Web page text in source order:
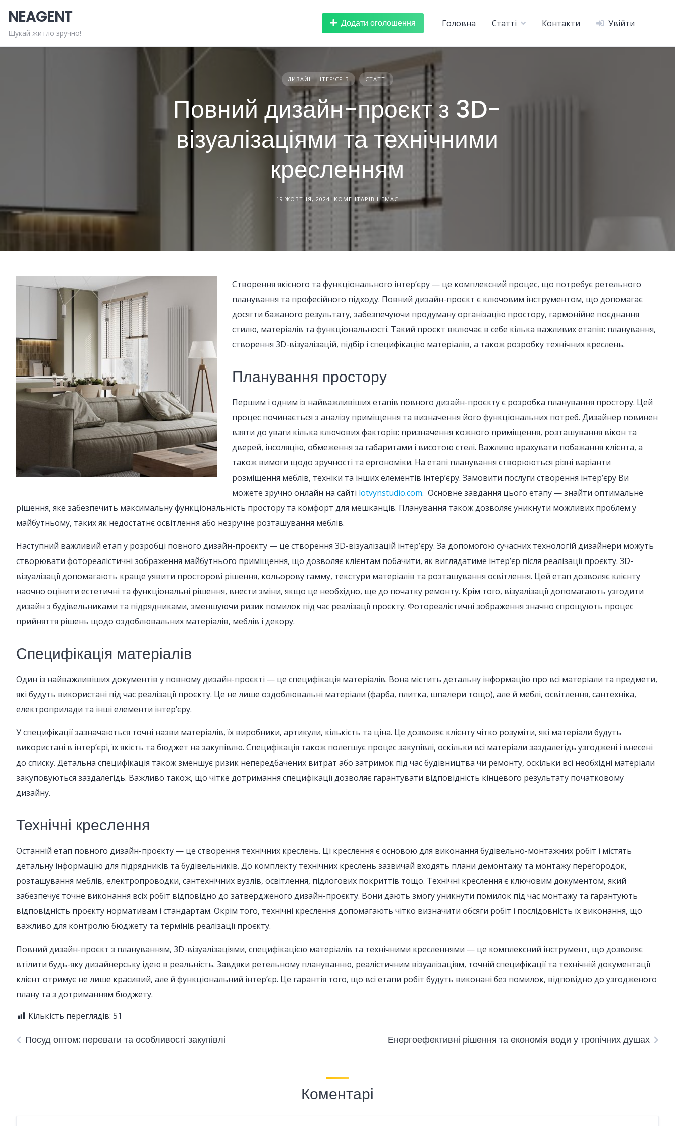
content
NEAGENT
Шукай житло зручно!
Головна Статті Контакти Увійти
Додати оголошення
ДИЗАЙН ІНТЕРʼЄРІВ СТАТТІ
Повний дизайн-проєкт з 3D-
візуалізаціями та технічними
кресленням
19 ЖОВТНЯ, 2024 КОМЕНТАРІВ НЕМАЄ
Створення якісного та функціонального інтер’єру — це комплексний процес, що потребує ретельного
планування та професійного підходу. Повний дизайн-проєкт є ключовим інструментом, що допомагає
досягти бажаного результату, забезпечуючи продуману організацію простору, гармонійне поєднання
стилю, матеріалів та функціональності. Такий проєкт включає в себе кілька важливих етапів: планування,
створення 3D-візуалізацій, підбір і специфікацію матеріалів, а також розробку технічних креслень.
Планування простору
Першим і одним із найважливіших етапів повного дизайн-проєкту є розробка планування простору. Цей
процес починається з аналізу приміщення та визначення його функціональних потреб. Дизайнер повинен
взяти до уваги кілька ключових факторів: призначення кожного приміщення, розташування вікон та
дверей, інсоляцію, обмеження за габаритами і висотою стелі. Важливо врахувати побажання клієнта, а
також вимоги щодо зручності та ергономіки. На етапі планування створюються різні варіанти
розміщення меблів, техніки та інших елементів інтер’єру. Замовити послуги створення інтер’єру Ви
можете зручно онлайн на сайті lotvynstudio.com. Основне завдання цього етапу — знайти оптимальне
рішення, яке забезпечить максимальну функціональність простору та комфорт для мешканців. Планування також дозволяє уникнути можливих проблем у
майбутньому, таких як недостатнє освітлення або незручне розташування меблів.
Наступний важливий етап у розробці повного дизайн-проєкту — це створення 3D-візуалізацій інтер’єру. За допомогою сучасних технологій дизайнери можуть
створювати фотореалістичні зображення майбутнього приміщення, що дозволяє клієнтам побачити, як виглядатиме інтер’єр після реалізації проєкту. 3D-
візуалізації допомагають краще уявити просторові рішення, кольорову гамму, текстури матеріалів та розташування освітлення. Цей етап дозволяє клієнту
наочно оцінити естетичні та функціональні рішення, внести зміни, якщо це необхідно, ще до початку ремонту. Крім того, візуалізації допомагають узгодити
дизайн з будівельниками та підрядниками, зменшуючи ризик помилок під час реалізації проєкту. Фотореалістичні зображення значно спрощують процес
прийняття рішень щодо оздоблювальних матеріалів, меблів і декору.
Специфікація матеріалів
Один із найважливіших документів у повному дизайн-проєкті — це специфікація матеріалів. Вона містить детальну інформацію про всі матеріали та предмети,
які будуть використані під час реалізації проєкту. Це не лише оздоблювальні матеріали (фарба, плитка, шпалери тощо), але й меблі, освітлення, сантехніка,
електроприлади та інші елементи інтер’єру.
У специфікації зазначаються точні назви матеріалів, їх виробники, артикули, кількість та ціна. Це дозволяє клієнту чітко розуміти, які матеріали будуть
використані в інтер’єрі, їх якість та бюджет на закупівлю. Специфікація також полегшує процес закупівлі, оскільки всі матеріали заздалегідь узгоджені і внесені
до списку. Детальна специфікація також зменшує ризик непередбачених витрат або затримок під час будівництва чи ремонту, оскільки всі необхідні матеріали
закуповуються заздалегідь. Важливо також, що чітке дотримання специфікації дозволяє гарантувати відповідність кінцевого результату початковому
дизайну.
Технічні креслення
Останній етап повного дизайн-проєкту — це створення технічних креслень. Ці креслення є основою для виконання будівельно-монтажних робіт і містять
детальну інформацію для підрядників та будівельників. До комплекту технічних креслень зазвичай входять плани демонтажу та монтажу перегородок,
розташування меблів, електропроводки, сантехнічних вузлів, освітлення, підлогових покриттів тощо. Технічні креслення є ключовим документом, який
забезпечує точне виконання всіх робіт відповідно до затвердженого дизайн-проєкту. Вони дають змогу уникнути помилок під час монтажу та гарантують
відповідність проєкту нормативам і стандартам. Окрім того, технічні креслення допомагають чітко визначити обсяги робіт і послідовність їх виконання, що
важливо для контролю бюджету та термінів реалізації проєкту.
Повний дизайн-проєкт з плануванням, 3D-візуалізаціями, специфікацією матеріалів та технічними кресленнями — це комплексний інструмент, що дозволяє
втілити будь-яку дизайнерську ідею в реальність. Завдяки ретельному плануванню, реалістичним візуалізаціям, точній специфікації та технічній документації
клієнт отримує не лише красивий, але й функціональний інтер’єр. Це гарантія того, що всі етапи робіт будуть виконані без помилок, відповідно до узгодженого
плану та з дотриманням бюджету.
Кількість переглядів: 51
Посуд оптом: переваги та особливості закупівлі Енергоефективні рішення та економія води у тропічних душах
Коментарі